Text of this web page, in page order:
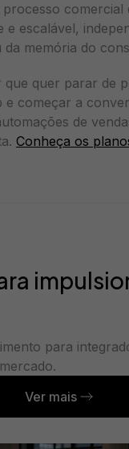
comercial
e escalável,
da memória do
que quer parar de
começar a
de
Conheça os
para
Ver mais